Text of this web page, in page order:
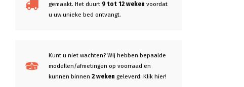
gemaakt. Het duurt 9 tot 12 weken voordat
u uw unieke bed ontvangt.
Kunt u niet wachten? Wij hebben bepaalde
modellen/afmetingen op voorraad en
kunnen binnen 2 weken geleverd. Klik hier!